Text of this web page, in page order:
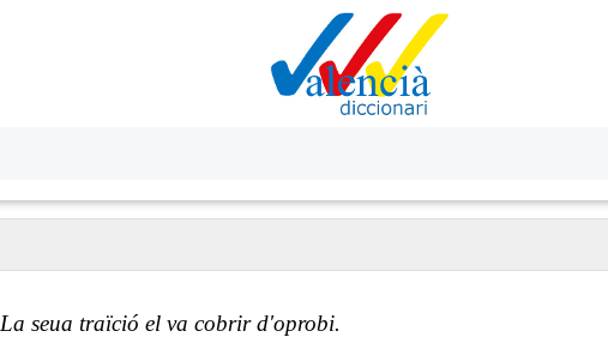
La seua traïció el va cobrir d'oprobi.